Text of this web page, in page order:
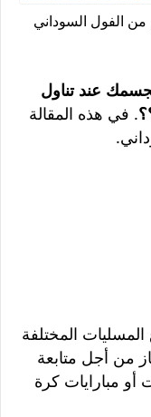
عند تناول 50 جرام من الفول السوداني
عند تناول
. في هذه المقالة
المختلفة
من أجل متابعة
أو مبارايات كرة